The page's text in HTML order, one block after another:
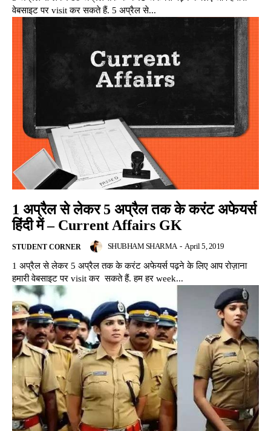
वेबसाइट पर visit कर सकते हैं. 5 अप्रैल से...
1 अप्रैल से लेकर 5 अप्रैल तक के करंट अफेयर्स
हिंदी में – Current Affairs GK
STUDENT CORNER SHUBHAM SHARMA - April 5, 2019
1 अप्रैल से लेकर 5 अप्रैल तक के करंट अफेयर्स पढ़ने के लिए आप रोज़ाना
हमारी वेबसाइट पर visit कर सकते हैं. हम हर week...